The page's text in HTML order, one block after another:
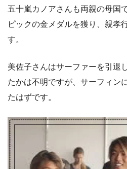
五十嵐カノアさんも両親の母国
ピックの金メダルを獲り、親孝
す。
美佐子さんはサーファーを引退
たかは不明ですが、サーフィン
たはずです。